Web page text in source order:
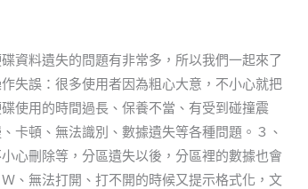
資料遺失的問題有非常多，所以我們一起來了
失誤：很多使用者因為粗心大意，不小心就把
使用的時間過長、保養不當、有受到碰撞震
卡頓、無法識別、數據遺失等各種問題。３、
心刪除等，分區遺失以後，分區裡的數據也會
、無法打開、打不開的時候又提示格式化，文